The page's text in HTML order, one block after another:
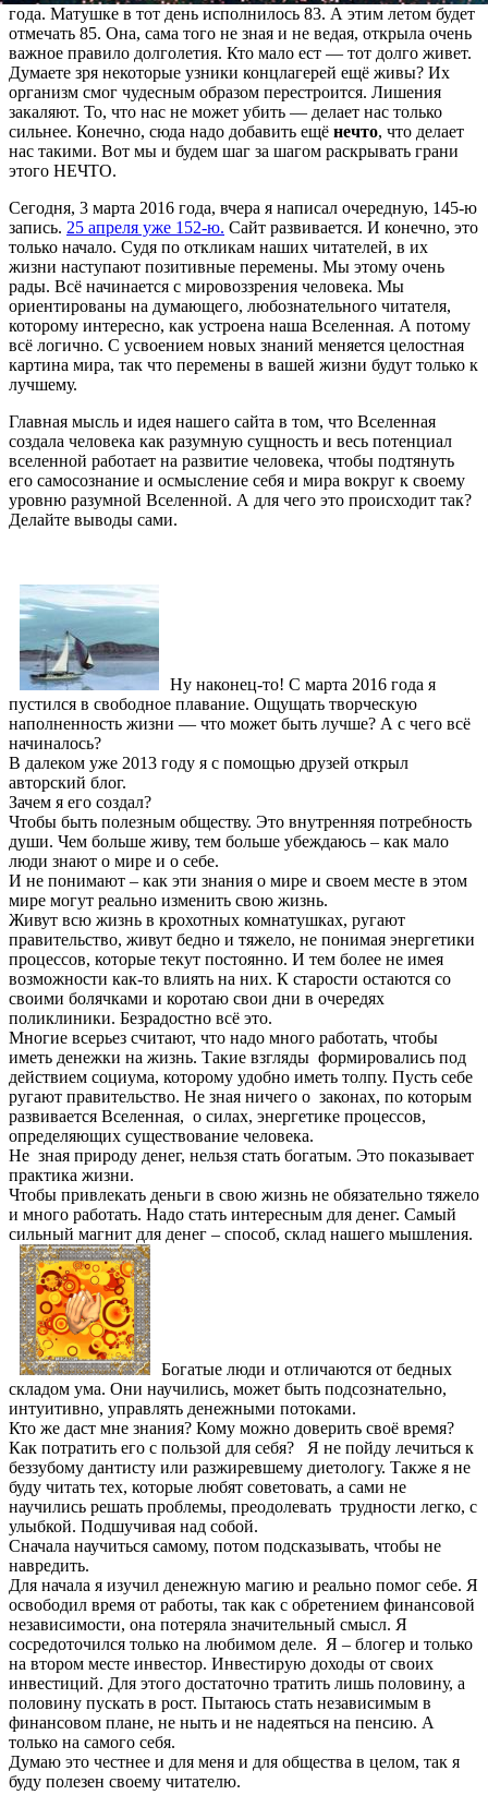
года. Матушке в тот день исполнилось 83. А этим летом будет
отмечать 85. Она, сама того не зная и не ведая, открыла очень
важное правило долголетия. Кто мало ест — тот долго живет.
Думаете зря некоторые узники концлагерей ещё живы? Их
организм смог чудесным образом перестроится. Лишения
закаляют. То, что нас не может убить — делает нас только
сильнее. Конечно, сюда надо добавить ещё нечто, что делает
нас такими. Вот мы и будем шаг за шагом раскрывать грани
этого НЕЧТО.
Сегодня, 3 марта 2016 года, вчера я написал очередную, 145-ю
запись. 25 апреля уже 152-ю. Сайт развивается. И конечно, это
только начало. Судя по откликам наших читателей, в их
жизни наступают позитивные перемены. Мы этому очень
рады. Всё начинается с мировоззрения человека. Мы
ориентированы на думающего, любознательного читателя,
которому интересно, как устроена наша Вселенная. А потому
всё логично. С усвоением новых знаний меняется целостная
картина мира, так что перемены в вашей жизни будут только к
лучшему.
Главная мысль и идея нашего сайта в том, что Вселенная
создала человека как разумную сущность и весь потенциал
вселенной работает на развитие человека, чтобы подтянуть
его самосознание и осмысление себя и мира вокруг к своему
уровню разумной Вселенной. А для чего это происходит так?
Делайте выводы сами.
Ну наконец-то! С марта 2016 года я
пустился в свободное плавание. Ощущать творческую
наполненность жизни — что может быть лучше? А с чего всё
начиналось?
В далеком уже 2013 году я с помощью друзей открыл
авторский блог.
Зачем я его создал?
Чтобы быть полезным обществу. Это внутренняя потребность
души. Чем больше живу, тем больше убеждаюсь – как мало
люди знают о мире и о себе.
И не понимают – как эти знания о мире и своем месте в этом
мире могут реально изменить свою жизнь.
Живут всю жизнь в крохотных комнатушках, ругают
правительство, живут бедно и тяжело, не понимая энергетики
процессов, которые текут постоянно. И тем более не имея
возможности как-то влиять на них. К старости остаются со
своими болячками и коротаю свои дни в очередях
поликлиники. Безрадостно всё это.
Многие всерьез считают, что надо много работать, чтобы
иметь денежки на жизнь. Такие взгляды формировались под
действием социума, которому удобно иметь толпу. Пусть себе
ругают правительство. Не зная ничего о законах, по которым
развивается Вселенная, о силах, энергетике процессов,
определяющих существование человека.
Не зная природу денег, нельзя стать богатым. Это показывает
практика жизни.
Чтобы привлекать деньги в свою жизнь не обязательно тяжело
и много работать. Надо стать интересным для денег. Самый
сильный магнит для денег – способ, склад нашего мышления.
Богатые люди и отличаются от бедных
складом ума. Они научились, может быть подсознательно,
интуитивно, управлять денежными потоками.
Кто же даст мне знания? Кому можно доверить своё время?
Как потратить его с пользой для себя? Я не пойду лечиться к
беззубому дантисту или разжиревшему диетологу. Также я не
буду читать тех, которые любят советовать, а сами не
научились решать проблемы, преодолевать трудности легко, с
улыбкой. Подшучивая над собой.
Сначала научиться самому, потом подсказывать, чтобы не
навредить.
Для начала я изучил денежную магию и реально помог себе. Я
освободил время от работы, так как с обретением финансовой
независимости, она потеряла значительный смысл. Я
сосредоточился только на любимом деле. Я – блогер и только
на втором месте инвестор. Инвестирую доходы от своих
инвестиций. Для этого достаточно тратить лишь половину, а
половину пускать в рост. Пытаюсь стать независимым в
финансовом плане, не ныть и не надеяться на пенсию. А
только на самого себя.
Думаю это честнее и для меня и для общества в целом, так я
буду полезен своему читателю.